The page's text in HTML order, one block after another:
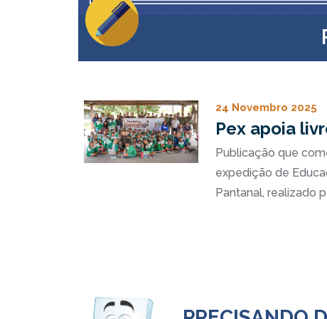
24 Novembro 2025
Pex apoia
Publicação que
expedição de
Pantanal, realizado